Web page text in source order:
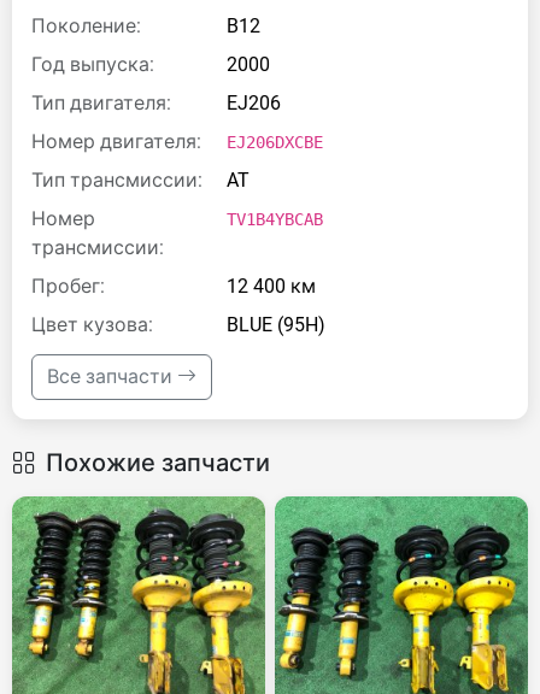
Поколение:
B12
Год выпуска:
2000
Тип двигателя:
EJ206
Номер двигателя:
EJ206DXCBE
Тип трансмиссии:
AT
Номер
трансмиссии:
TV1B4YBCAB
Пробег:
12 400 км
Цвет кузова:
BLUE (95H)
Все запчасти
Похожие запчасти